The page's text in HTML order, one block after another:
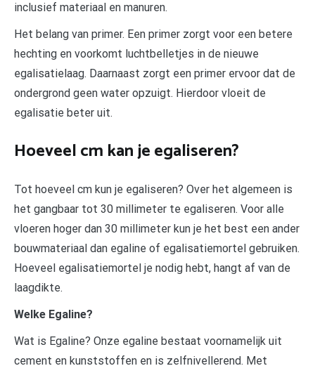
inclusief materiaal en manuren.
Het belang van primer. Een primer zorgt voor een betere
hechting en voorkomt luchtbelletjes in de nieuwe
egalisatielaag. Daarnaast zorgt een primer ervoor dat de
ondergrond geen water opzuigt. Hierdoor vloeit de
egalisatie beter uit.
Hoeveel cm kan je egaliseren?
Tot hoeveel cm kun je egaliseren? Over het algemeen is
het gangbaar tot 30 millimeter te egaliseren. Voor alle
vloeren hoger dan 30 millimeter kun je het best een ander
bouwmateriaal dan egaline of egalisatiemortel gebruiken.
Hoeveel egalisatiemortel je nodig hebt, hangt af van de
laagdikte.
Welke Egaline?
Wat is Egaline? Onze egaline bestaat voornamelijk uit
cement en kunststoffen en is zelfnivellerend. Met